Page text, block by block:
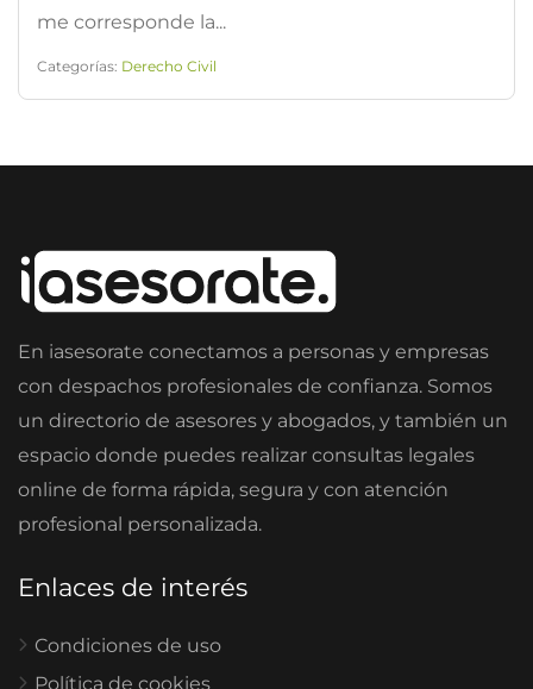
me corresponde la...
Categorías: Derecho Civil
En iasesorate conectamos a personas y empresas
con despachos profesionales de confianza. Somos
un directorio de asesores y abogados, y también un
espacio donde puedes realizar consultas legales
online de forma rápida, segura y con atención
profesional personalizada.
Enlaces de interés
Condiciones de uso
Política de cookies